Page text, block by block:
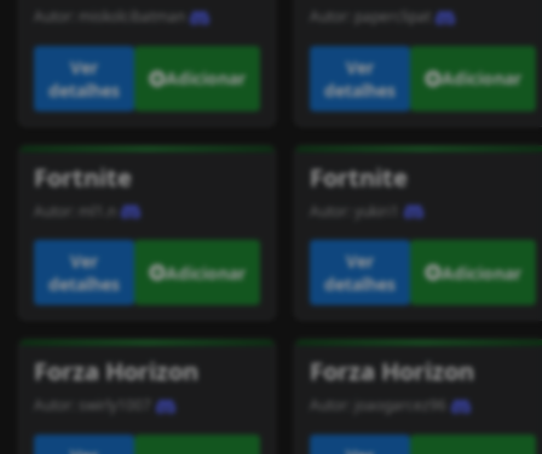
Autor: miskolcibatman
Ver
detalhes
Adicionar
Autor: paperclipat
Ver
detalhes
Adicionar
Fortnite
Autor:
Ver
detalhes
Adicionar
Fortnite
Autor: yukiri1
Ver
detalhes
Adicionar
Forza Horizon
swirly1007
Forza Horizon
joaogarcez96